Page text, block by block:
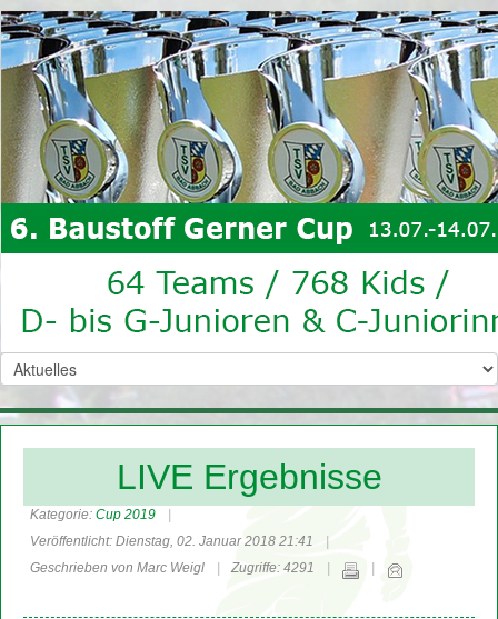
LIVE Ergebnisse
Kategorie: Cup 2019
Veröffentlicht: Dienstag, 02. Januar 2018 21:41
Geschrieben von Marc Weigl
Zugriffe: 4291